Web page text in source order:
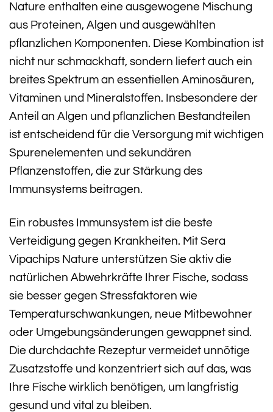
Nature enthalten eine ausgewogene Mischung
aus Proteinen, Algen und ausgewählten
pflanzlichen Komponenten. Diese Kombination ist
nicht nur schmackhaft, sondern liefert auch ein
breites Spektrum an essentiellen Aminosäuren,
Vitaminen und Mineralstoffen. Insbesondere der
Anteil an Algen und pflanzlichen Bestandteilen
ist entscheidend für die Versorgung mit wichtigen
Spurenelementen und sekundären
Pflanzenstoffen, die zur Stärkung des
Immunsystems beitragen.
Ein robustes Immunsystem ist die beste
Verteidigung gegen Krankheiten. Mit Sera
Vipachips Nature unterstützen Sie aktiv die
natürlichen Abwehrkräfte Ihrer Fische, sodass
sie besser gegen Stressfaktoren wie
Temperaturschwankungen, neue Mitbewohner
oder Umgebungsänderungen gewappnet sind.
Die durchdachte Rezeptur vermeidet unnötige
Zusatzstoffe und konzentriert sich auf das, was
Ihre Fische wirklich benötigen, um langfristig
gesund und vital zu bleiben.